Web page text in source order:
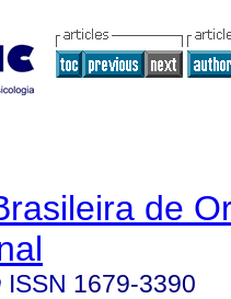
de
ISSN 1679-3390